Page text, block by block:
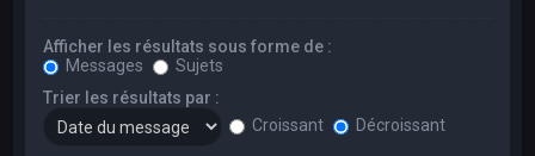
Afficher les résultats sous forme de :
Messages
Sujets
Trier les résultats par :
Croissant
Décroissant